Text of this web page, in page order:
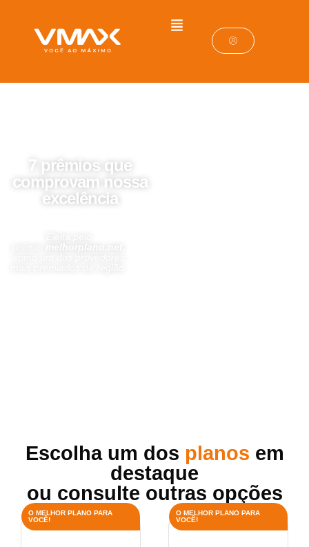
7 prêmios que
comprovam nossa
excelência
Escolha um dos planos em
destaque
ou consulte outras opções
O MELHOR PLANO PARA
VOCÊ!
O MELHOR PLANO PARA
VOCÊ!